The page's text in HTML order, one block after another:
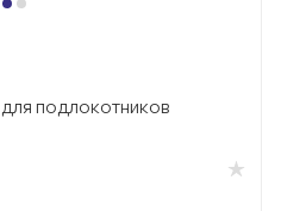
подлокотников